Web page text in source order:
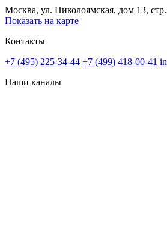
Москва, ул. Николоямская, дом 13,
Показать на карте
Контакты
+7 (495) 225-34-44 +7 (499) 418-00-41
Наши каналы